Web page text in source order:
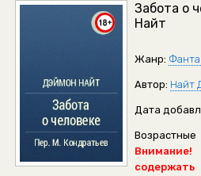
Забота о
Найт
Жанр:
Автор: Найт
Дата